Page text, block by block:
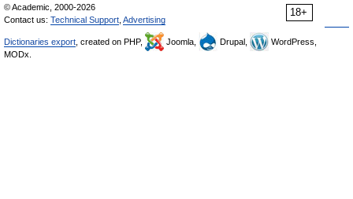
18+
© Academic, 2000-2026
Contact us: Technical Support Advertising
Dictionaries export , created on PHP, Joomla, Drupal,
WordPress,
MODx.